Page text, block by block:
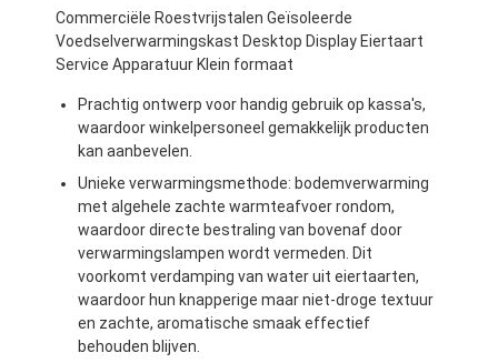
Commerciële Roestvrijstalen Geïsoleerde
Voedselverwarmingskast Desktop Display Eiertaart
Service Apparatuur Klein formaat
Prachtig ontwerp voor handig gebruik op kassa's,
waardoor winkelpersoneel gemakkelijk producten
kan aanbevelen.
Unieke verwarmingsmethode: bodemverwarming
met algehele zachte warmteafvoer rondom,
waardoor directe bestraling van bovenaf door
verwarmingslampen wordt vermeden. Dit
voorkomt verdamping van water uit eiertaarten,
waardoor hun knapperige maar niet-droge textuur
en zachte, aromatische smaak effectief
behouden blijven.